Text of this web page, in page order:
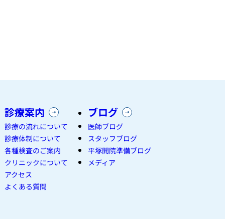
診療案内
診療の流れについて
診療体制について
各種検査のご案内
クリニックについて
アクセス
よくある質問
ブログ
医師ブログ
スタッフブログ
平塚開院準備ブログ
メディア